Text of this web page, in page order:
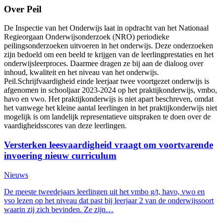
Over Peil
De Inspectie van het Onderwijs laat in opdracht van het Nationaal
Regieorgaan Onderwijsonderzoek (NRO) periodieke
peilingsonderzoeken uitvoeren in het onderwijs. Deze onderzoeken
zijn bedoeld om een beeld te krijgen van de leerlingprestaties en het
onderwijsleerproces. Daarmee dragen ze bij aan de dialoog over
inhoud, kwaliteit en het niveau van het onderwijs.
Peil.Schrijfvaardigheid einde leerjaar twee voortgezet onderwijs is
afgenomen in schooljaar 2023-2024 op het praktijkonderwijs, vmbo,
havo en vwo. Het praktijkonderwijs is niet apart beschreven, omdat
het vanwege het kleine aantal leerlingen in het praktijkonderwijs niet
mogelijk is om landelijk representatieve uitspraken te doen over de
vaardigheidsscores van deze leerlingen.
Versterken leesvaardigheid vraagt om voortvarende
invoering nieuw curriculum
Nieuws
De meeste tweedejaars leerlingen uit het vmbo g/t, havo, vwo en
vso lezen op het niveau dat past bij leerjaar 2 van de onderwijssoort
waarin zij zich bevinden. Ze zijn…